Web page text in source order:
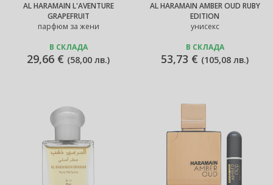
AL HARAMAIN L'AVENTURE
GRAPEFRUIT
парфюм за жени
В СКЛАДА
29,66 € (58,00 лв.)
AL HARAMAIN AMBER OUD RUBY
EDITION
унисекс
В СКЛАДА
53,73 € (105,08 лв.)